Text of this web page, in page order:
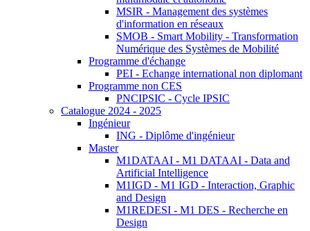
MSIR - Management des systèmes
d'information en réseaux
SMOB - Smart Mobility - Transformation
Numérique des Systèmes de Mobilité
Programme d'échange
PEI - Echange international non diplomant
Programme non CES
PNCIPSIC - Cycle IPSIC
Catalogue 2024 - 2025
Ingénieur
ING - Diplôme d'ingénieur
Master
M1DATAAI - M1 DATAAI - Data and
Artificial Intelligence
M1IGD - M1 IGD - Interaction, Graphic
and Design
M1REDESI - M1 DES - Recherche en
Design